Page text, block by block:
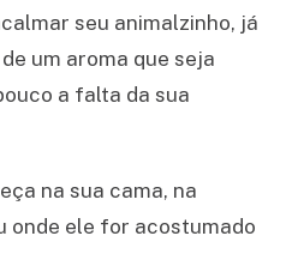
seu animalzinho, já
um aroma que seja
a falta da sua
na sua cama, na
onde ele for acostumado